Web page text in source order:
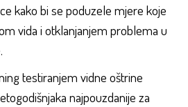
kako bi se poduzele mjere koje
vida i otklanjanjem problema u
testiranjem vidne oštrine
najpouzdanije za